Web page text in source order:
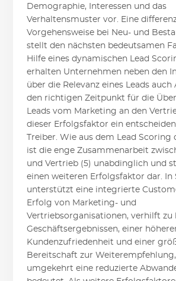
Demographie, Interessen und das
Verhaltensmuster vor. Eine
Vorgehensweise bei Neu- und
stellt den nächsten bedeutsamen
Hilfe eines dynamischen Lead
erhalten Unternehmen neben den
über die Relevanz eines Leads
den richtigen Zeitpunkt für die
Leads vom Marketing an den
dieser Erfolgsfaktor ein
Treiber. Wie aus dem Lead Scoring
ist die enge Zusammenarbeit
und Vertrieb (5) unabdinglich und
einen weiteren Erfolgsfaktor dar. In
unterstützt eine integrierte
Erfolg von Marketing- und
Vertriebsorganisationen, verhilft zu
Geschäftsergebnissen, einer
Kundenzufriedenheit und einer
Bereitschaft zur
umgekehrt eine reduzierte